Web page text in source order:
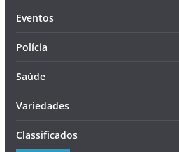
Eventos
Polícia
Saúde
Variedades
Classificados